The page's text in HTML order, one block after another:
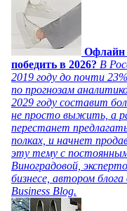
Офлайн
победить в 2026? В
2019 году до почти
по прогнозам
2029 году составит
не просто выжить, а
перестанет
полках, и начнет
эту тему с
Виноградовой,
бизнесе, автором
Business Blog.